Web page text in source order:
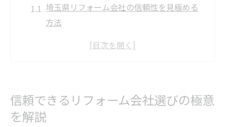
埼玉県リフォーム会社の信頼性を見極める
方法
リフォーム会社選びで比較すべき重要ポイ
リフォーム会社ランキングの正しい見方と
注意点
信頼できるリフォーム会社選びの極意
を解説